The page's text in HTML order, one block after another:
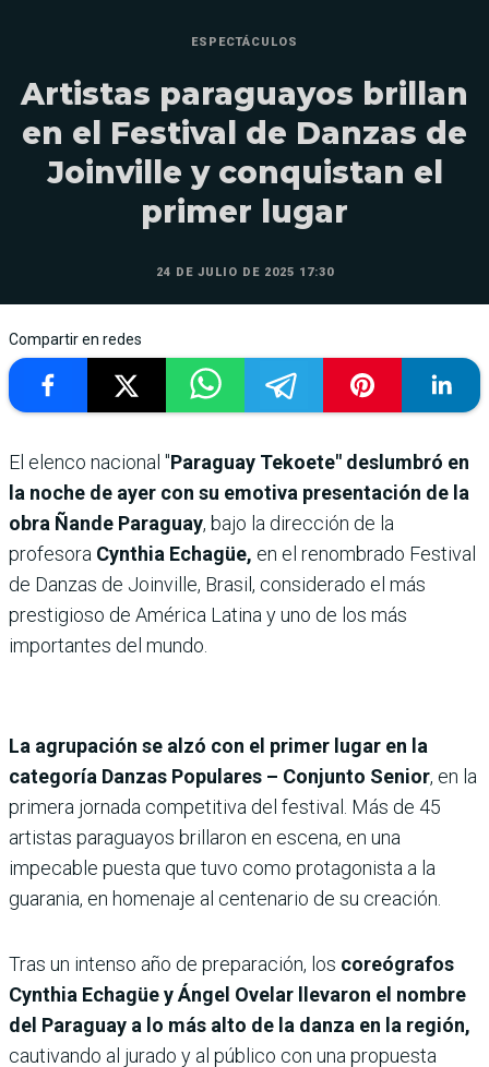
ESPECTÁCULOS
Artistas paraguayos brillan
en el Festival de Danzas de
Joinville y conquistan el
primer lugar
24 DE JULIO DE 2025 17:30
Compartir en redes
El elenco nacional "Paraguay Tekoete" deslumbró en
la noche de ayer con su emotiva presentación de la
obra Ñande Paraguay, bajo la dirección de la
profesora Cynthia Echagüe, en el renombrado Festival
de Danzas de Joinville, Brasil, considerado el más
prestigioso de América Latina y uno de los más
importantes del mundo.
La agrupación se alzó con el primer lugar en la
categoría Danzas Populares – Conjunto Senior, en la
primera jornada competitiva del festival. Más de 45
artistas paraguayos brillaron en escena, en una
impecable puesta que tuvo como protagonista a la
guarania, en homenaje al centenario de su creación.
Tras un intenso año de preparación, los coreógrafos
Cynthia Echagüe y Ángel Ovelar llevaron el nombre
del Paraguay a lo más alto de la danza en la región,
cautivando al jurado y al público con una propuesta